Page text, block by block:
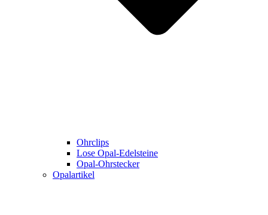
Ohrclips
Lose Opal-Edelsteine
Opal-Ohrstecker
Opalartikel